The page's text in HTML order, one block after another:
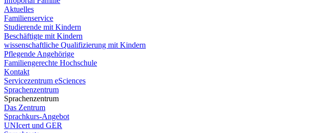
Aktuelles
Familienservice
Studierende mit Kindern
Beschäftigte mit Kindern
wissenschaftliche Qualifizierung mit Kindern
Pflegende Angehörige
Familiengerechte Hochschule
Kontakt
Servicezentrum eSciences
Sprachenzentrum
Sprachenzentrum
Das Zentrum
Sprachkurs-Angebot
UNIcert und GER